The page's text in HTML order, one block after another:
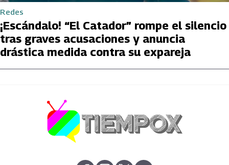
Redes
¡Escándalo! “El Catador” rompe el silencio
tras graves acusaciones y anuncia
drástica medida contra su expareja
abre en nueva pestaña
abre en nueva pestaña
abre en nueva pestaña